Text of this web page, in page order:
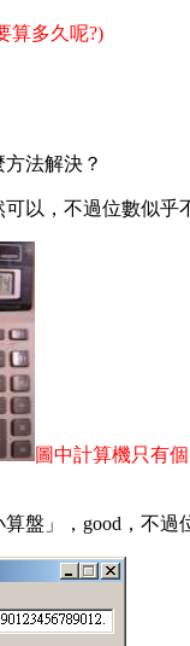
多久呢?)
解決？
以，不過位數似乎
圖中計算機只有
算盤」，good，不